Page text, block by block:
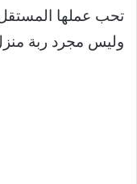
تحب عملها
وليس مجرد ربة